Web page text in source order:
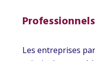
Les entreprises